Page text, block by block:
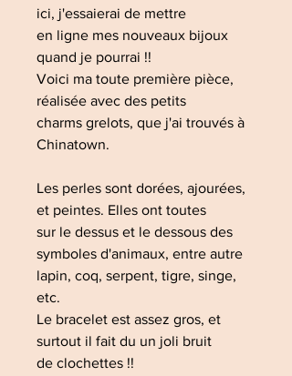
ici, j'essaierai de mettre
en ligne mes nouveaux bijoux
quand je pourrai !!
Voici ma toute première pièce,
réalisée avec des petits
charms grelots, que j'ai trouvés à
Chinatown.
Les perles sont dorées, ajourées,
et peintes. Elles ont toutes
sur le dessus et le dessous des
symboles d'animaux, entre autre
lapin, coq, serpent, tigre, singe,
etc.
Le bracelet est assez gros, et
surtout il fait du un joli bruit
de clochettes !!